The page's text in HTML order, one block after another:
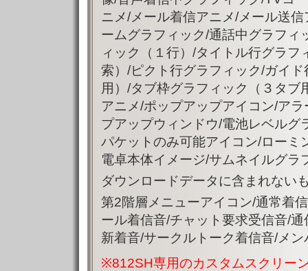
ニメ/メール着信アニメ/メール送
ームグラフィック/通話中グラフィ
ィック（１行）/タイトル行グラ
索）/ピクト行グラフィック/ガイ
用）/タブ枠グラフィック（３タ
アニメ/ポップアップアイコン/ア
プアップウィンドウ/電池レベルグ
パケットのみ可能アイコン/ローミ
電卓本体イメージ/サムネイルグラ
ダウンロードデータに含まれない
第2階層メニューアイコン/通常着
ール着信音/チャット要求受信音/
新着音/サークルトーク着信音/メ
※812SH専用のカスタムスクリー